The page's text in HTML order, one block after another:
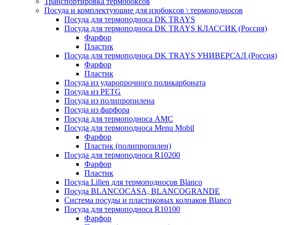
Посуда и комплектующие для изобоксов \ термоподносов
Посуда для термоподноса DK TRAYS
Посуда для термоподноса DK TRAYS КЛАССИК (Россия)
Фарфор
Пластик
Посуда для термоподноса DK TRAYS УНИВЕРСАЛ (Россия)
Фарфор
Пластик
Посуда из ударопрочного поликарбоната
Посуда из PETG
Посуда из полипропилена
Посуда из фарфора
Посуда для термоподноса AMC
Посуда для термоподноса Menu Mobil
Фарфор
Пластик (полипропилен)
Посуда для термоподноса R10200
Фарфор
Пластик
Посуда Lilien для термоподносов Blanco
Посуда BLANCOCASA, BLANCOGRANDE
Система посуды и пластиковых колпаков Blanco
Посуда для термоподноса R10100
Фарфор